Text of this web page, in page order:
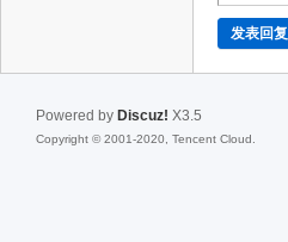
发表回复
Powered by Discuz! X3.5
Copyright © 2001-2020, Tencent Cloud.